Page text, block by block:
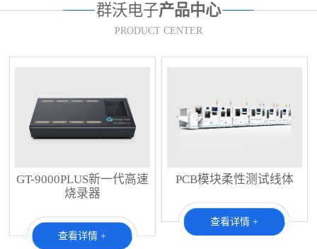
群沃电子产品中心
PRODUCT CENTER
GT-9000PLUS新一代高速
烧录器
查看详情 +
PCB模块柔性测试线体
查看详情 +